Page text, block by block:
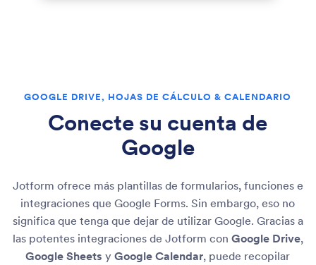
GOOGLE DRIVE, HOJAS DE CÁLCULO & CALENDARIO
Conecte su cuenta de
Google
Jotform ofrece más plantillas de formularios, funciones e
integraciones que Google Forms. Sin embargo, eso no
significa que tenga que dejar de utilizar Google. Gracias a
las potentes integraciones de Jotform con Google Drive,
Google Sheets yGoogle Calendar, puede recopilar